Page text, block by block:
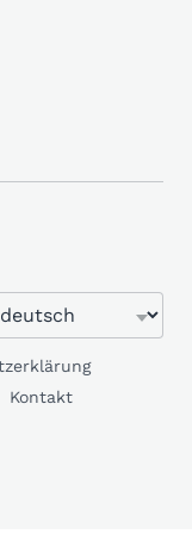
Kontakt